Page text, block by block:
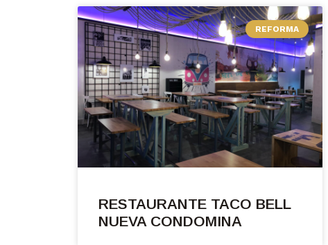
REFORMA
RESTAURANTE TACO BELL
NUEVA CONDOMINA